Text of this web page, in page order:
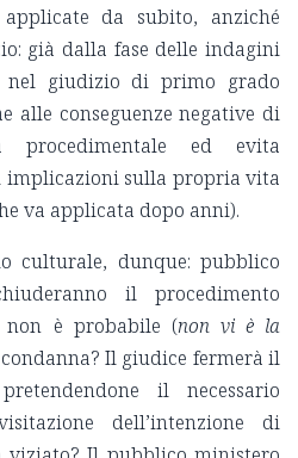
applicate da subito, anziché
già dalla fase delle indagini
nel giudizio di primo grado
alle conseguenze negative di
procedimentale ed evita
sulla propria vita
va applicata dopo anni).
culturale, dunque: pubblico
il procedimento
non è probabile (non vi è la
Il giudice fermerà il
il necessario
dell’intenzione di